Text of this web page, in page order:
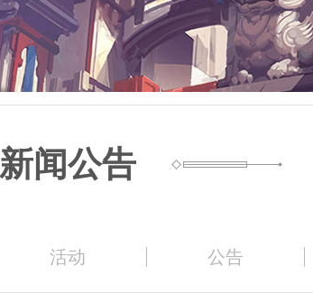
新闻公告
活动 公告